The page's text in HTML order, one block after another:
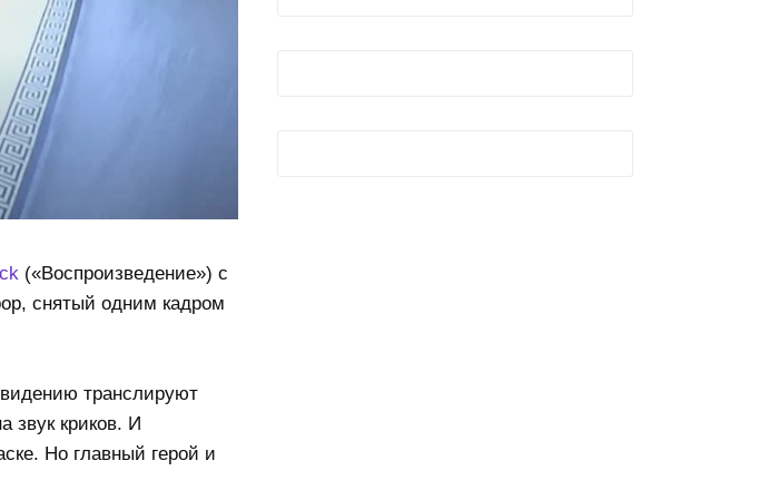
(«Воспроизведение») с
снятый одним кадром
транслируют
звук криков. И
Но главный герой и